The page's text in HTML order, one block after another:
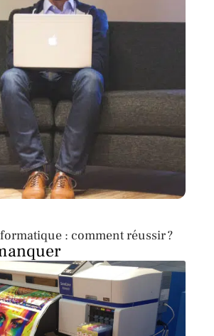
: comment réussir ?